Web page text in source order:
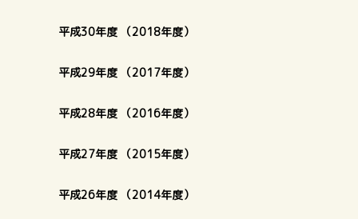
平成30年度 （2018年度）
平成29年度 （2017年度）
平成28年度 （2016年度）
平成27年度 （2015年度）
平成26年度 （2014年度）